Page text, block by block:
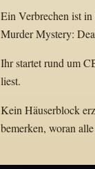
Ein Verbrechen ist
Murder Mystery:
Ihr startet rund um
liest.
Kein Häuserblock
bemerken, woran